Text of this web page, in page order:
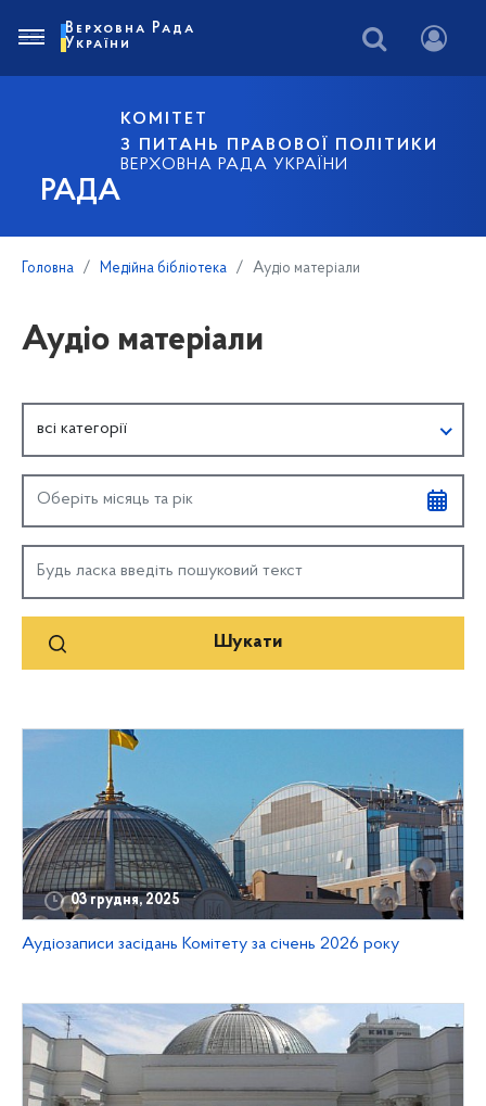
РАДА
КОМІТЕТ
З ПИТАНЬ ПРАВОВОЇ ПОЛІТИКИ
ВЕРХОВНА РАДА УКРАЇНИ
Верховна Рада
України
Головна Медійна бібліотека Аудіо матеріали
Аудіо матеріали
всі категорії
03 грудня, 2025
Аудіозаписи засідань Комітету за січень 2026 року